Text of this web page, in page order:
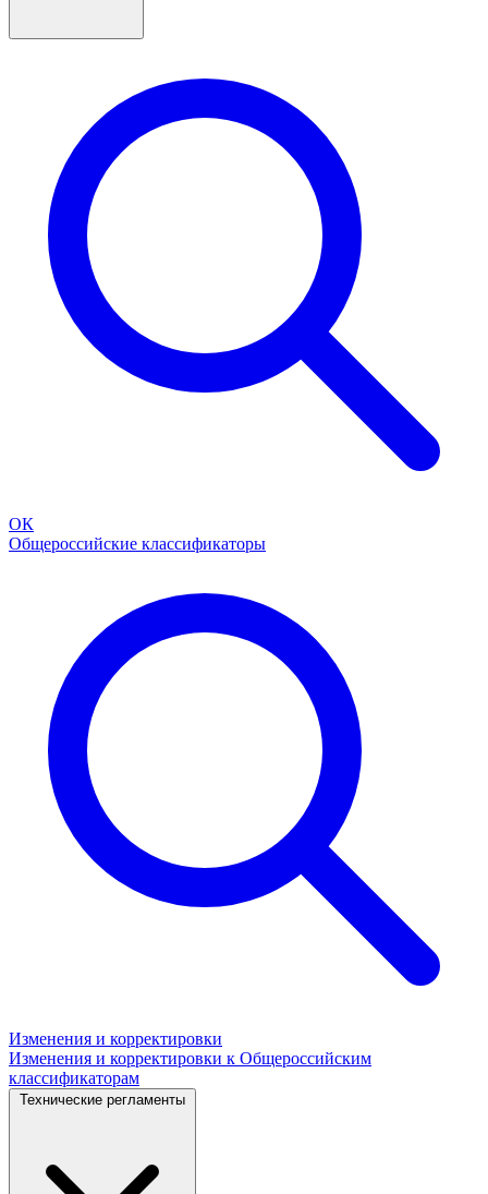
ОК
Общероссийские классификаторы
Изменения и корректировки
Изменения и корректировки к Общероссийским
классификаторам
Технические регламенты